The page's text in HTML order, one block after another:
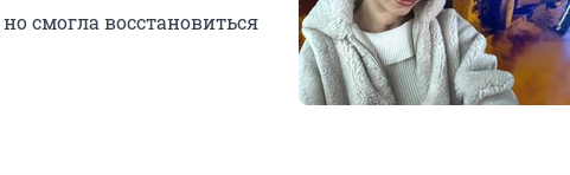
смогла восстановиться